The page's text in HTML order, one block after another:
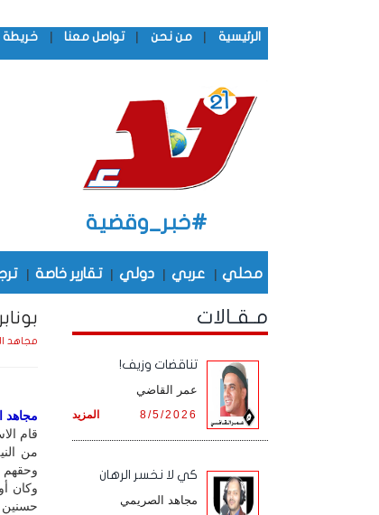
الرئيسية | من نحن | تواصل معنا | خريطة
#خبر_وقضية
محلي | عربي | دولي | تقارير خاصة |
مجاهد
مجاهد
قام
من
وحقهم
وكان
حسنين
مـقـالات
تناقضات وزيف!
عمر القاضي
المزيد 8/5/2026
كي لا نخسر الرهان
مجاهد الصريمي